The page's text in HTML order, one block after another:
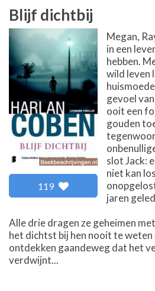
Blijf dichtbij
119
Megan,
in een
hebben.
wild leven
gevoel
ooit een
gouden
slot Jack:
niet kan
jaren
Alle drie dragen ze geheimen
het dichtst bij hen nooit te weten
ontdekken gaandeweg dat het
verdwijnt...